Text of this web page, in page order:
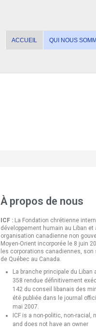
ACCUEIL QUI NOUS
À propos de nous
ICF : La Fondation chrétienne
développement humain au Liban et
organisation canadienne non
Moyen-Orient incorporée le 8 juin
les corporations canadiennes,
de Québec au Canada.
La branche principale du
358 rendue définitivement
142 du conseil libanais des
été publiée dans le journal
mai 2007.
ICF is a non-politic, non-
and does not have an owner